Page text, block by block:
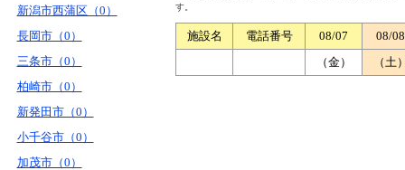
新潟市西蒲区（0）
長岡市（0）
三条市（0）
柏崎市（0）
新発田市（0）
小千谷市（0）
加茂市（0）
す。
施設名 電話番号 08/07
08/08
（金）
（土